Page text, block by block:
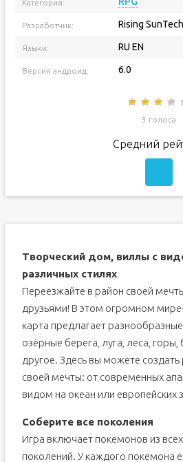
Категория:
Разработчик: Rising SunTech
Языки: RU EN
Версия андроид: 6.0
3 голоса
Средний
Творческий дом, виллы с
различных стилях
Переезжайте в район своей
друзьями! В этом огромном
карта предлагает
озёрные берега, луга, леса,
другое. Здесь вы можете
своей мечты: от современных
видом на океан или европейских
Соберите все поколения
Игра включает покемонов из
поколений. У каждого покемона